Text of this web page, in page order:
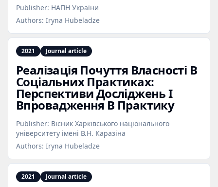
Publisher: НАПН України
Authors: Iryna Hubeladze
2021 Journal article
Реалізація Почуття Власності В
Соціальних Практиках:
Перспективи Досліджень І
Впровадження В Практику
Publisher: Вісник Харківського національного
університету імені В.Н. Каразіна
Authors: Iryna Hubeladze
2021 Journal article